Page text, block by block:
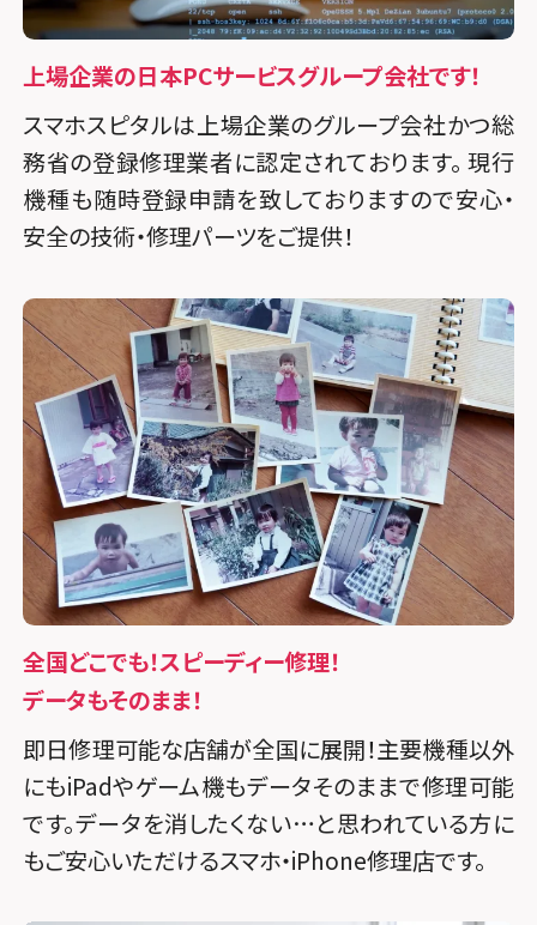
上場企業の日本PCサービスグループ会社です！
スマホスピタルは上場企業のグループ会社かつ総
務省の登録修理業者に認定されております。 現行
機種も随時登録申請を致しておりますので安心・
安全の技術・修理パーツをご提供！
全国どこでも！スピーディー修理！
データもそのまま！
即日修理可能な店舗が全国に展開！主要機種以外
にもiPadやゲーム機もデータそのままで修理可能
です。データを消したくない…と思われている方に
もご安心いただけるスマホ・iPhone修理店です。